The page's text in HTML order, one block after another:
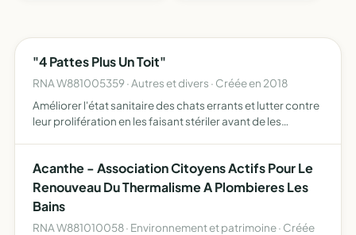
"4 Pattes Plus Un Toit"
RNA W881005359 · Autres et divers · Créée en 2018
Améliorer l'état sanitaire des chats errants et lutter contre
leur prolifération en les faisant stériler avant de les
Acanthe - Association Citoyens Actifs Pour Le
Renouveau Du Thermalisme A Plombieres Les
Bains
RNA W881010058 · Environnement et patrimoine · Créée